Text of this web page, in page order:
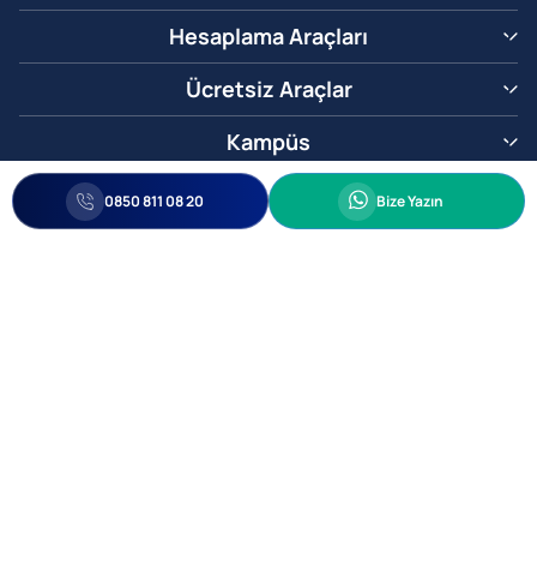
Hesaplama Araçları
Ücretsiz Araçlar
Kampüs
0850 811 08 20 Whatsapp
Bize Yazın
0850 811 08 20